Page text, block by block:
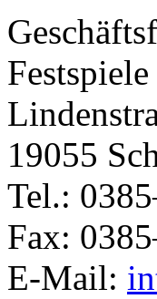
19055
Tel.:
Fax:
E-Mail: